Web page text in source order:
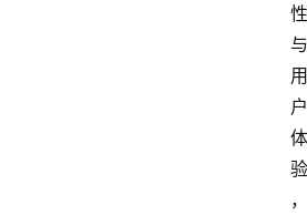
性
与
用
户
体
验
，